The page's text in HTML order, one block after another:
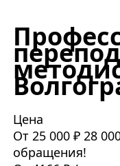
Цена
От 25 000 ₽ 28
обращения!